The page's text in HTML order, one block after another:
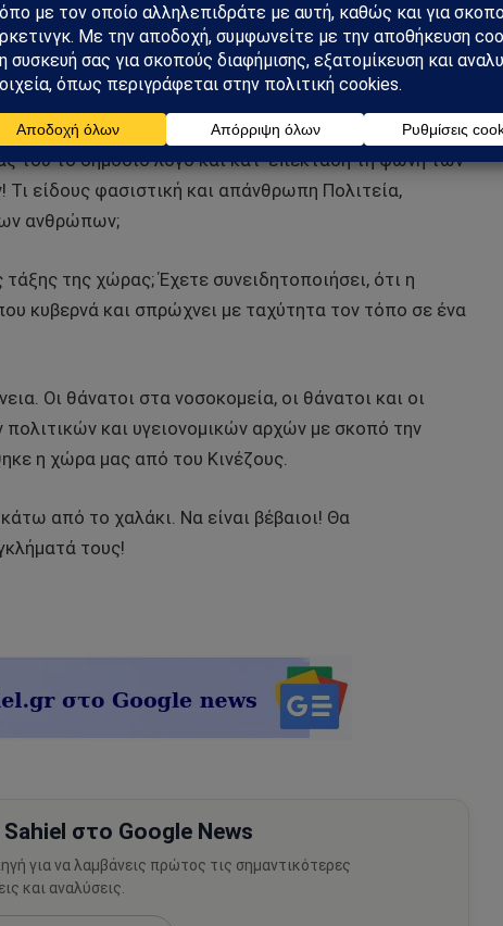
παρατυπίες και τον ενδεχόμενο δόλο των
στα νοσοκομεία, εάν δεν υπήρχε ο Νίκος
σύλλογοι να τον επιβραβεύσουν, επέτρεψαν τον
του το δημόσιο λόγο και κατ’ επέκταση τη φωνή των
είδους φασιστική και απάνθρωπη Πολιτεία,
ανθρώπων;
της χώρας; Έχετε συνειδητοποιήσει, ότι η
κυβερνά και σπρώχνει με ταχύτητα τον τόπο σε ένα
Οι θάνατοι στα νοσοκομεία, οι θάνατοι και οι
και υγειονομικών αρχών με σκοπό την
η χώρα μας από του Κινέζους.
από το χαλάκι. Να είναι βέβαιοι! Θα
τους!
στο Google News
για να λαμβάνεις πρώτος τις σημαντικότερες
και αναλύσεις.